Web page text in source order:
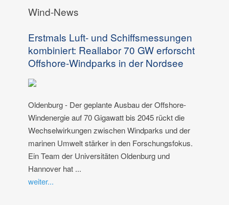
Wind-News
Erstmals Luft- und Schiffsmessungen
kombiniert: Reallabor 70 GW erforscht
Offshore-Windparks in der Nordsee
Oldenburg - Der geplante Ausbau der Offshore-
Windenergie auf 70 Gigawatt bis 2045 rückt die
Wechselwirkungen zwischen Windparks und der
marinen Umwelt stärker in den Forschungsfokus.
Ein Team der Universitäten Oldenburg und
Hannover hat ...
weiter...